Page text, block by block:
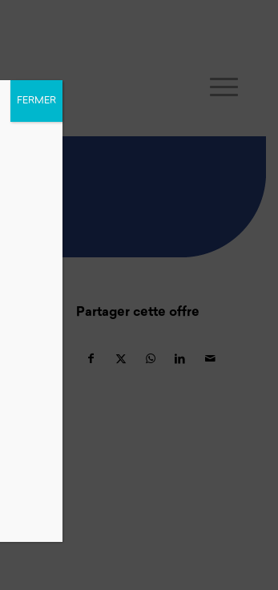
Partager cette offre
FERMER